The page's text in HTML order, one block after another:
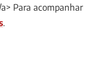
Para acompanhar
.